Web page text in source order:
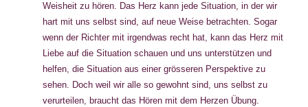
Weisheit zu hören. Das Herz kann jede Situation, in der wir
hart mit uns selbst sind, auf neue Weise betrachten. Sogar
wenn der Richter mit irgendwas recht hat, kann das Herz mit
Liebe auf die Situation schauen und uns unterstützen und
helfen, die Situation aus einer grösseren Perspektive zu
sehen. Doch weil wir alle so gewohnt sind, uns selbst zu
verurteilen, braucht das Hören mit dem Herzen Übung.